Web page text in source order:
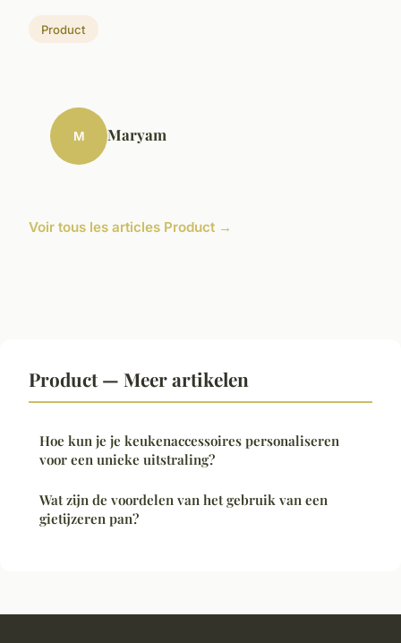
Product
M Maryam
Voir tous les articles Product →
Product — Meer artikelen
Hoe kun je je keukenaccessoires personaliseren
voor een unieke uitstraling?
Wat zijn de voordelen van het gebruik van een
gietijzeren pan?